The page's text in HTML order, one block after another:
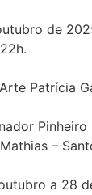
de
Patrícia
Pinheiro
–
a 28